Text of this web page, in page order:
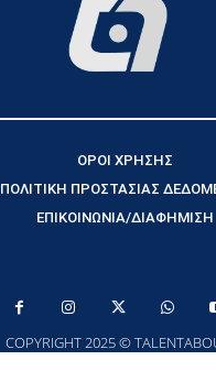
ΟΡΟΙ ΧΡΗΣΗΣ
ΠΟΛΙΤΙΚΗ ΠΡΟΣΤΑΣΙΑΣ
ΕΠΙΚΟΙΝΩΝΙΑ/ΔΙΑΦΗΜΙΣΗ
COPYRIGHT 2025 ©